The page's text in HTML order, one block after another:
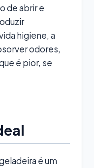
de abrir e
higiene, a
odores,
é pior, se
é um